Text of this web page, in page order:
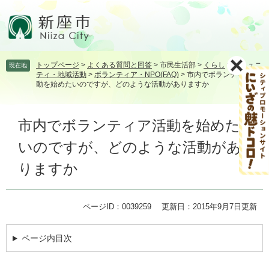
頭飛 現在地 トップページ > よくある質問と回答 > 市民生活部 > くらし >コミュニ
ティ・地域活動 > ボランティア・NPO(FAQ) > 市内でボランティア活
動を始めたいのですが、どのような活動がありますか
市内でボランティア活動を始めた
いのですが、どのような活動があ
りますか
ページID：0039259 更新日：2015年9月7日更新
ページ内目次